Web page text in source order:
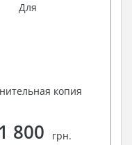
Для
копия
1 800 грн.